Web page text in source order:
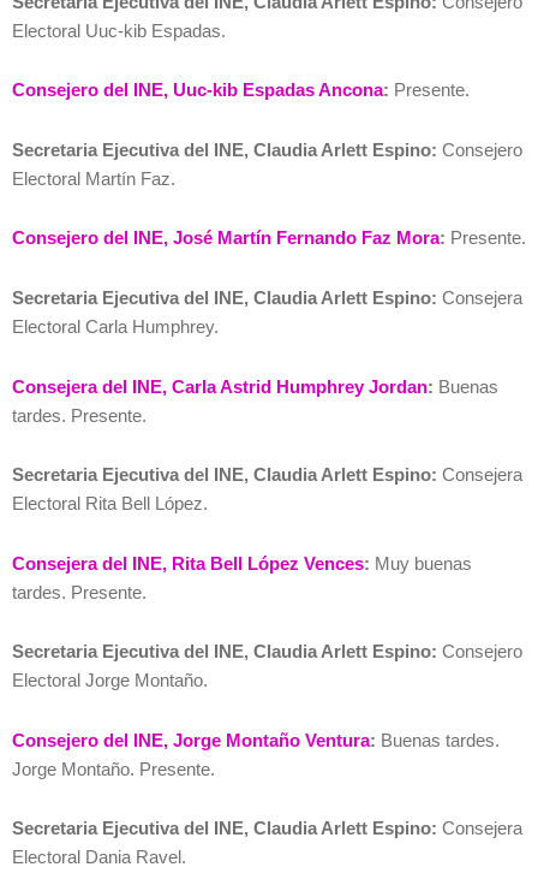
Electoral Uuc-kib Espadas.
Consejero del INE, Uuc-kib Espadas Ancona: Presente.
Secretaria Ejecutiva del INE, Claudia Arlett Espino: Consejero
Electoral Martín Faz.
Consejero del INE, José Martín Fernando Faz Mora: Presente.
Secretaria Ejecutiva del INE, Claudia Arlett Espino: Consejera
Electoral Carla Humphrey.
Consejera del INE, Carla Astrid Humphrey Jordan: Buenas
tardes. Presente.
Secretaria Ejecutiva del INE, Claudia Arlett Espino: Consejera
Electoral Rita Bell López.
Consejera del INE, Rita Bell López Vences: Muy buenas
tardes. Presente.
Secretaria Ejecutiva del INE, Claudia Arlett Espino: Consejero
Electoral Jorge Montaño.
Consejero del INE, Jorge Montaño Ventura: Buenas tardes.
Jorge Montaño. Presente.
Secretaria Ejecutiva del INE, Claudia Arlett Espino: Consejera
Electoral Dania Ravel.